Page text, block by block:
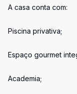
A casa conta com:
Piscina privativa;
Espaço gourmet
Academia;